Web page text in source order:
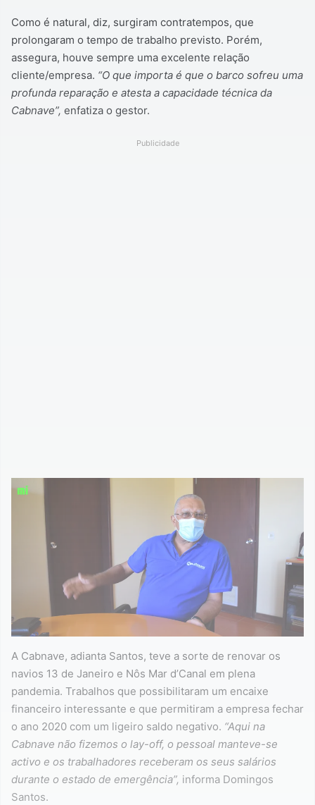
Como é natural, diz, surgiram contratempos, que
prolongaram o tempo de trabalho previsto. Porém,
assegura, houve sempre uma excelente relação
cliente/empresa. “O que importa é que o barco sofreu uma
profunda reparação e atesta a capacidade técnica da
Cabnave”, enfatiza o gestor.
Publicidade
A Cabnave, adianta Santos, teve a sorte de renovar os
navios 13 de Janeiro e Nôs Mar d’Canal em plena
pandemia. Trabalhos que possibilitaram um encaixe
financeiro interessante e que permitiram a empresa fechar
o ano 2020 com um ligeiro saldo negativo. “Aqui na
Cabnave não fizemos o lay-off, o pessoal manteve-se
activo e os trabalhadores receberam os seus salários
durante o estado de emergência”, informa Domingos
Santos.